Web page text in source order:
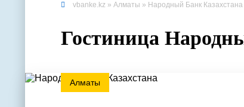
vbanke.kz » Алматы » Народный Банк Казахстана
Гостиница
Алматы